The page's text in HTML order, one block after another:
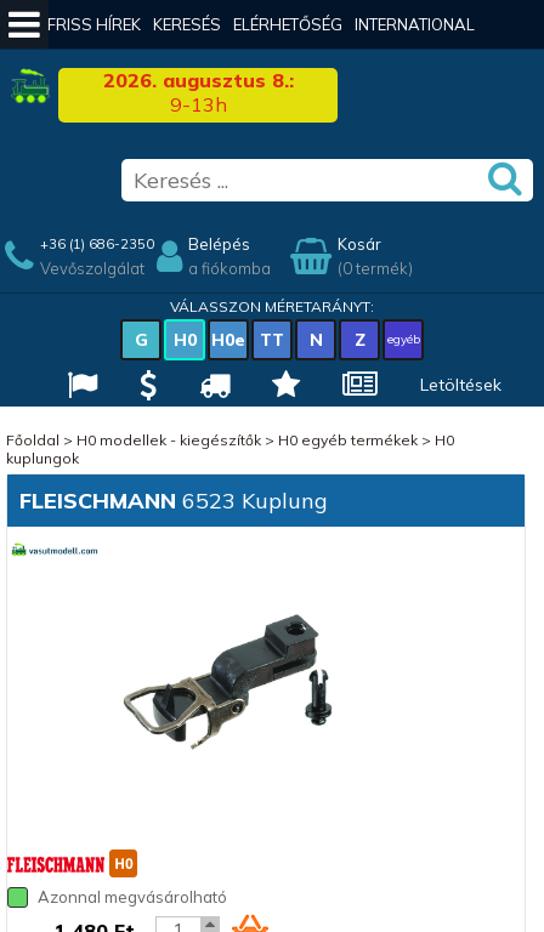
FRISS HÍREK KERESÉS ELÉRHETŐSÉG INTERNATIONAL
2026. augusztus 8.:
9-13h
+36 (1) 686-2350
Vevőszolgálat
Belépés
a fiókomba
Kosár
(0 termék)
VÁLASSZON MÉRETARÁNYT:
G H0 H0e TT N Z egyéb
Letöltések
Főoldal > H0 modellek - kiegészítők> H0 egyéb termékek> H0
kuplungok
FLEISCHMANN 6523 Kuplung
Azonnal megvásárolható